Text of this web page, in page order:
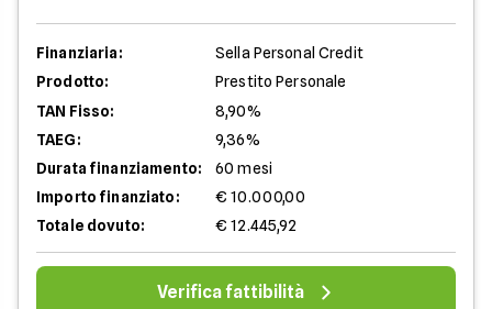
Finanziaria:
Sella Personal Credit
Prodotto:
Prestito Personale
TAN Fisso:
8,90%
TAEG:
9,36%
Durata finanziamento:
60 mesi
Importo finanziato:
€ 10.000,00
Totale dovuto:
€ 12.445,92
Verifica fattibilità